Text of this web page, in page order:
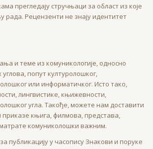
прегледају стручњаци за област из које
рада. Рецензенти не знају идентитет
и теме из комуникологије, односно
попут културолошког,
или информатичког. Исто тако,
лингвистике, књижевности,
угла. Такође, можете нам доставити
књига, филмова, представа,
комуниколошки важним.
публикацију у часопису Знакови и поруке